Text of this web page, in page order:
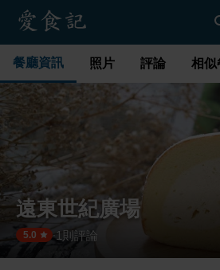
餐廳資訊 照片 評論 相似
遠東世紀廣場
5.0 · 1 則評論